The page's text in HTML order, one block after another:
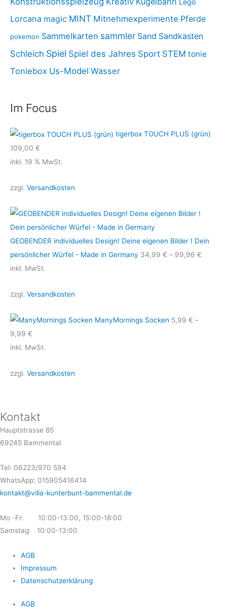
Lego
Lorcana magic MINT Mitnehmexperimente Pferde
pokemon Sammelkarten sammler Sand Sandkasten
Schleich Spiel Spiel des Jahres Sport STEM tonie
Toniebox Us-Model Wasser
Im Focus
tigerbox TOUCH PLUS (grün)
109,00 €
inkl. 19 % MwSt.
zzgl. Versandkosten
GEOBENDER individuelles Design! Deine eigenen Bilder ! Dein
persönlicher Würfel - Made in Germany 34,99 € – 99,96 €
inkl. MwSt.
zzgl. Versandkosten
ManyMornings Socken 5,99 € –
9,99 €
inkl. MwSt.
zzgl. Versandkosten
Kontakt
Hauptstrasse 85
69245 Bammental
Tel: 06223/970 594
WhatsApp: 015905416414
kontakt@villa-kunterbunt-bammental.de
Mo -Fr: 10:00-13:00, 15:00-18:00
Samstag: 10:00-13:00
AGB
Impressum
Datenschutzerklärung
AGB